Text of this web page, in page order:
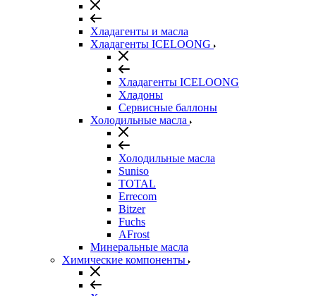
Хладагенты и масла
Хладагенты ICELOONG
Хладагенты ICELOONG
Хладоны
Сервисные баллоны
Холодильные масла
Холодильные масла
Suniso
TOTAL
Errecom
Bitzer
Fuchs
AFrost
Минеральные масла
Химические компоненты